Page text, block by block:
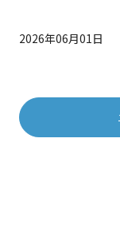
2026年06月01日